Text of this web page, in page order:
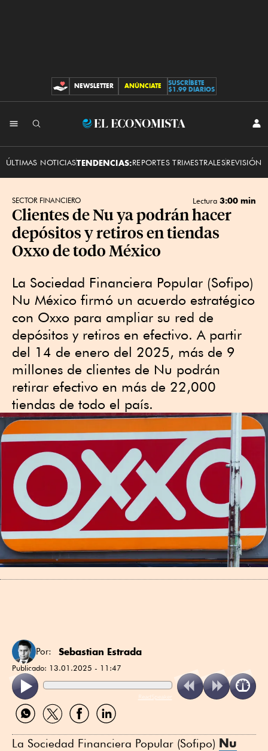
CONTRIBUCIONES
NEWSLETTER ANÚNCIATE
SUSCRÍBETE
$1.99 DIARIOS
El
ÚLTIMAS NOTICIASTENDENCIAS:REPORTES TRIMESTRALESREVISIÓN
SECTOR FINANCIERO Lectura 3:00 min
Clientes de Nu ya podrán hacer
depósitos y retiros en tiendas
Oxxo de todo México
La Sociedad Financiera Popular (Sofipo)
Nu México firmó un acuerdo estratégico
con Oxxo para ampliar su red de
depósitos y retiros en efectivo. A partir
del 14 de enero del 2025, más de 9
millones de clientes de Nu podrán
retirar efectivo en más de 22,000
tiendas de todo el país.
Por: Sebastian Estrada
Publicado: 13.01.2025 - 11:47
ReadSpeaker
Compartir
por
Compartir
por
Compartir
por
Compartir
por
La Sociedad Financiera Popular (Sofipo) Nu